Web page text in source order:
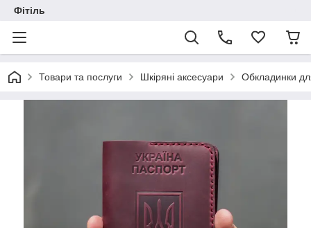
Фітіль
Товари та послуги Шкіряні аксесуари Обкладинки